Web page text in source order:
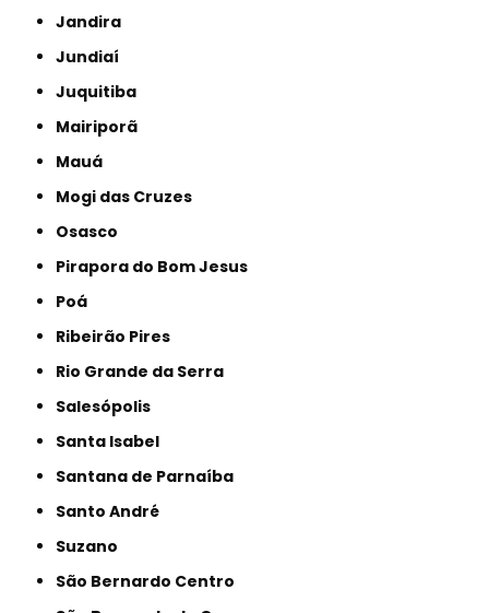
Jandira
Jundiaí
Juquitiba
Mairiporã
Mauá
Mogi das Cruzes
Osasco
Pirapora do Bom Jesus
Poá
Ribeirão Pires
Rio Grande da Serra
Salesópolis
Santa Isabel
Santana de Parnaíba
Santo André
Suzano
São Bernardo Centro